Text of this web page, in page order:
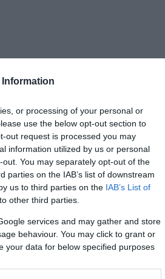
Information
or processing of your personal or
use the below opt-out section to
out request is processed you may
information utilized by us or personal
You may separately opt-out of the
parties on the IAB’s list of downstream
us to third parties on the IAB’s List of
other third parties.
services and may gather and store
behaviour. You may click to grant or
your data for below specified purposes